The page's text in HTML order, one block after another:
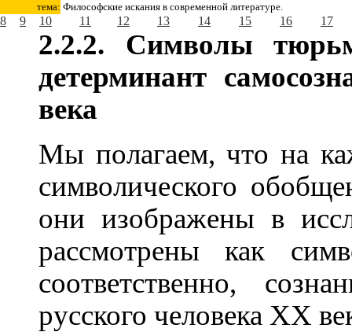
тема: Философские искания в современной литературе.
8 9 10 11 12 13 14 15 16 17
2.2.2. Символы
детерминант
века
Мы полагаем, что на
символического
они изображены в
рассмотрены как
соответственно,
русского человека XX